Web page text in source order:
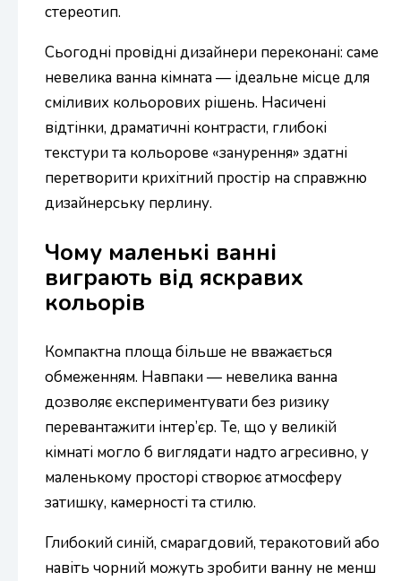
стереотип.
Сьогодні провідні дизайнери переконані: саме
невелика ванна кімната — ідеальне місце для
сміливих кольорових рішень. Насичені
відтінки, драматичні контрасти, глибокі
текстури та кольорове «занурення» здатні
перетворити крихітний простір на справжню
дизайнерську перлину.
Чому маленькі ванні
виграють від яскравих
кольорів
Компактна площа більше не вважається
обмеженням. Навпаки — невелика ванна
дозволяє експериментувати без ризику
перевантажити інтер’єр. Те, що у великій
кімнаті могло б виглядати надто агресивно, у
маленькому просторі створює атмосферу
затишку, камерності та стилю.
Глибокий синій, смарагдовий, теракотовий або
навіть чорний можуть зробити ванну не менш